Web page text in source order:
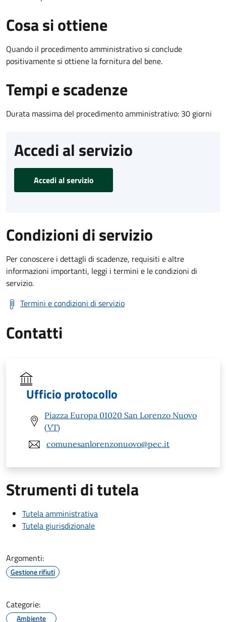
Cosa si ottiene
Quando il procedimento amministrativo si conclude
positivamente si ottiene la fornitura del bene.
Tempi e scadenze
Durata massima del procedimento amministrativo: 30 giorni
Accedi al servizio
Accedi al servizio
Condizioni di servizio
Per conoscere i dettagli di scadenze, requisiti e altre
informazioni importanti, leggi i termini e le condizioni di
servizio.
Termini e condizioni di servizio
Contatti
Ufficio protocollo
Piazza Europa 01020 San Lorenzo Nuovo
(VT)
comunesanlorenzonuovo@pec.it
Strumenti di tutela
Tutela amministrativa
Tutela giurisdizionale
Argomenti:
Gestione rifiuti
Categorie:
Ambiente